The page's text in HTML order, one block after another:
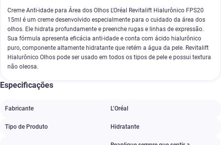
Creme Anti-idade para Área dos Olhos L'Oréal Revitalift Hialurônico FPS20
15ml é um creme desenvolvido especialmente para o cuidado da área dos
olhos. Ele hidrata profundamente e preenche rugas e linhas de expressão.
Sua fórmula apresenta eficácia anti-idade e conta com ácido hialurônico
puro, componente altamente hidratante que retém a água da pele. Revitalift
Hialurônico Olhos pode ser usado em todos os tipos de pele e possui textura
não oleosa.
Especificações
Fabricante L’Oréal
Tipo de Produto Hidratante